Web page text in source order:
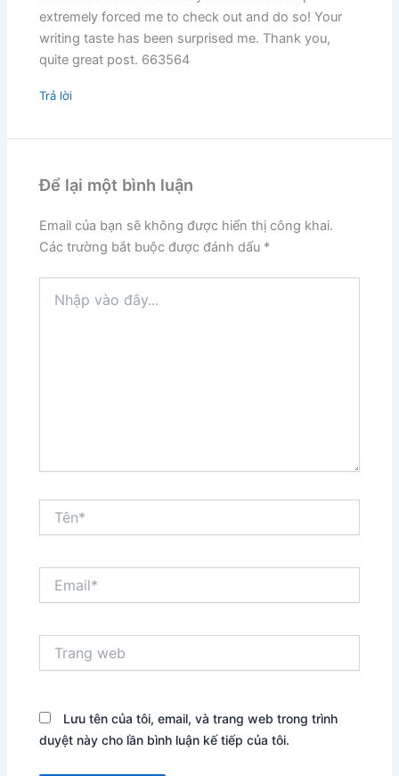
extremely forced me to check out and do so! Your
writing taste has been surprised me. Thank you,
quite great post. 663564
Trả lời
Để lại một bình luận
Email của bạn sẽ không được hiển thị công khai.
Các trường bắt buộc được đánh dấu *
vào
web
Lưu tên của tôi, email, và trang web trong trình
duyệt này cho lần bình luận kế tiếp của tôi.